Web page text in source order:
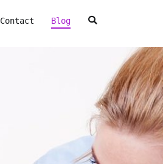
Contact Blog